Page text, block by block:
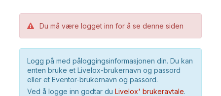
Du må være logget inn for å se denne siden
Logg på med påloggingsinformasjonen din. Du kan
enten bruke et Livelox-brukernavn og passord
eller et Eventor-brukernavn og passord.
Ved å logge inn godtar du Livelox' brukeravtale.